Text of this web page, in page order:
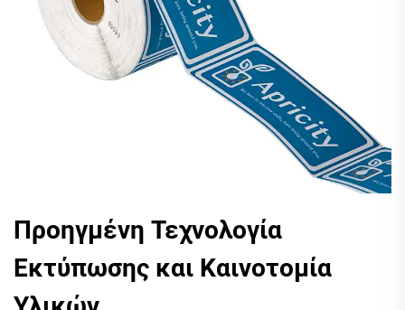
Προηγμένη Τεχνολογία
Εκτύπωσης και Καινοτομία